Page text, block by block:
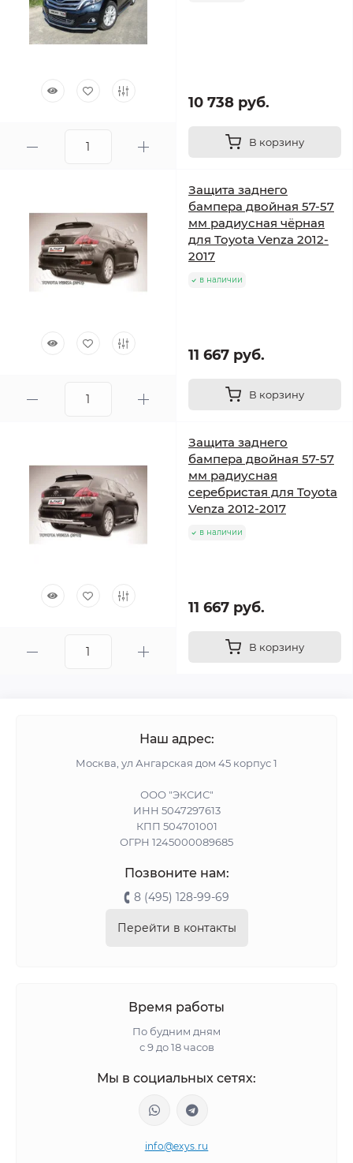
10 738 руб.
В корзину
Защита заднего
бампера двойная 57-57
мм радиусная чёрная
для Toyota Venza 2012-
2017
в наличии
11 667 руб.
В корзину
Защита заднего
бампера двойная 57-57
мм радиусная
серебристая для Toyota
Venza 2012-2017
в наличии
11 667 руб.
В корзину
Наш адрес:
Москва, ул Ангарская дом 45 корпус 1
ООО "ЭКСИС"
ИНН 5047297613
КПП 504701001
ОГРН 1245000089685
Позвоните нам:
8 (495) 128-99-69
Перейти в контакты
Время работы
По будним дням
с 9 до 18 часов
Мы в социальных сетях:
info@exys.ru